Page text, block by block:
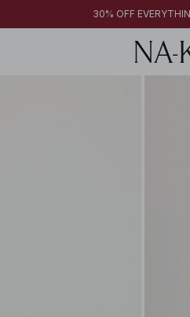
30% OFF